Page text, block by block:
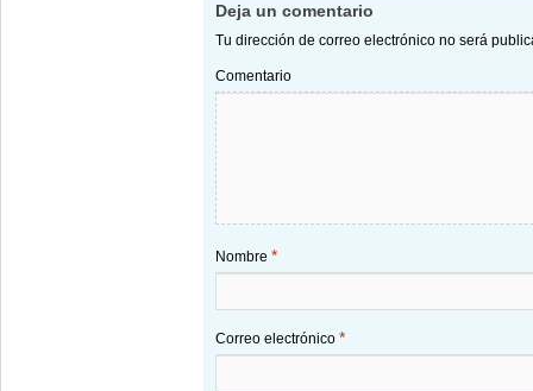
Deja un comentario
Tu dirección de correo electrónico no será
Comentario
Nombre *
Correo electrónico *